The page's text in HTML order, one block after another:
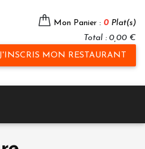
Mon Panier : 0 Plat(s)
Total : 0,00 €
J'INSCRIS MON RESTAURANT